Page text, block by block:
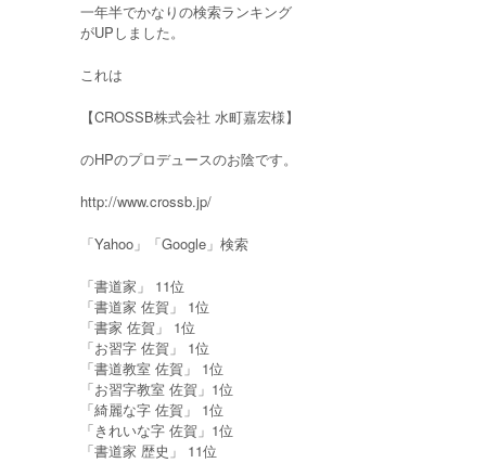
一年半でかなりの検索ランキング
がUPしました。
これは
【CROSSB株式会社 水町嘉宏様】
のHPのプロデュースのお陰です。
http://www.crossb.jp/
「Yahoo」「Google」検索
「書道家」 11位
「書道家 佐賀」 1位
「書家 佐賀」 1位
「お習字 佐賀」 1位
「書道教室 佐賀」 1位
「お習字教室 佐賀」1位
「綺麗な字 佐賀」 1位
「きれいな字 佐賀」1位
「書道家 歴史」 11位